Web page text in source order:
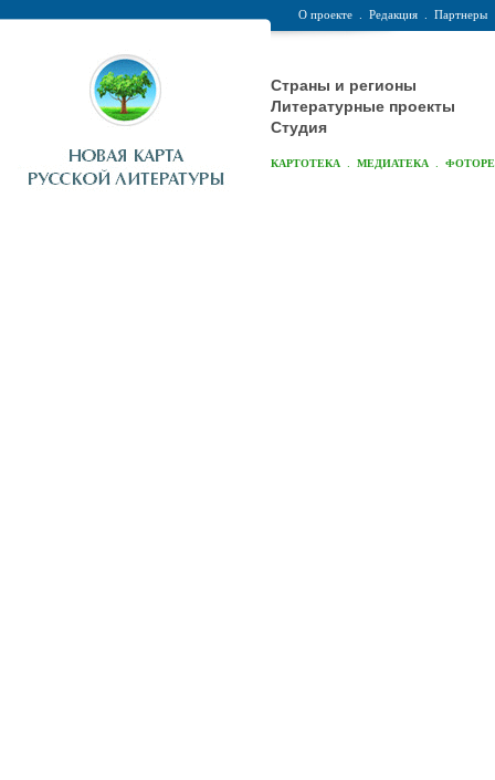
О проекте Редакция Партнеры
Страны и регионы
Литературные проекты
Студия
КАРТОТЕКА МЕДИАТЕКА